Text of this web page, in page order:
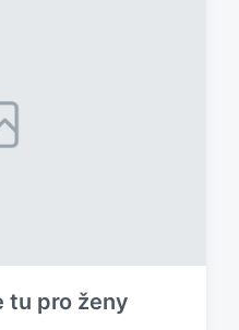
tu pro ženy